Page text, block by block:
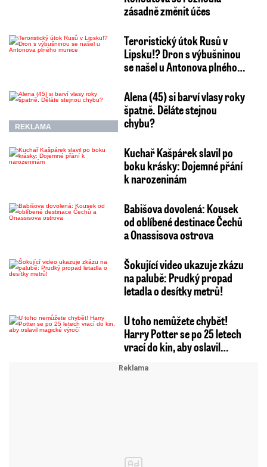
zásadně změnit účes
Teroristický útok Rusů v
Lipsku!? Dron s výbušninou
se našel u Antonova plného…
REKLAMA
Alena (45) si barví vlasy roky
špatně. Děláte stejnou
chybu?
Kuchař Kašpárek slavil po
boku krásky: Dojemné přání
k narozeninám
Babišova dovolená: Kousek
od oblíbené destinace Čechů
a Onassisova ostrova
Šokující video ukazuje zkázu
na palubě: Prudký propad
letadla o desítky metrů!
U toho nemůžete chybět!
Harry Potter se po 25 letech
vrací do kin, aby oslavil…